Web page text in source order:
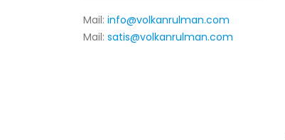
Mail: info@volkanrulman.com
Mail: satis@volkanrulman.com